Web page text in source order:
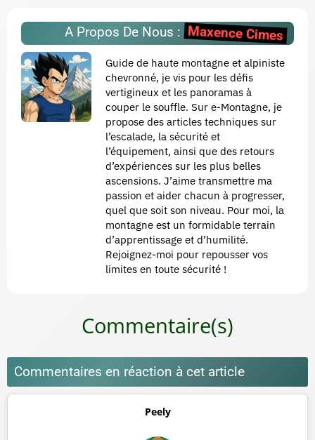
A Propos De Nous :Maxence Cimes
Guide de haute montagne et alpiniste
chevronné, je vis pour les défis
vertigineux et les panoramas à
couper le souffle. Sur e-Montagne, je
propose des articles techniques sur
l’escalade, la sécurité et
l’équipement, ainsi que des retours
d’expériences sur les plus belles
ascensions. J’aime transmettre ma
passion et aider chacun à progresser,
quel que soit son niveau. Pour moi, la
montagne est un formidable terrain
d’apprentissage et d’humilité.
Rejoignez-moi pour repousser vos
limites en toute sécurité !
Commentaire(s)
Commentaires en réaction à cet article
Peely